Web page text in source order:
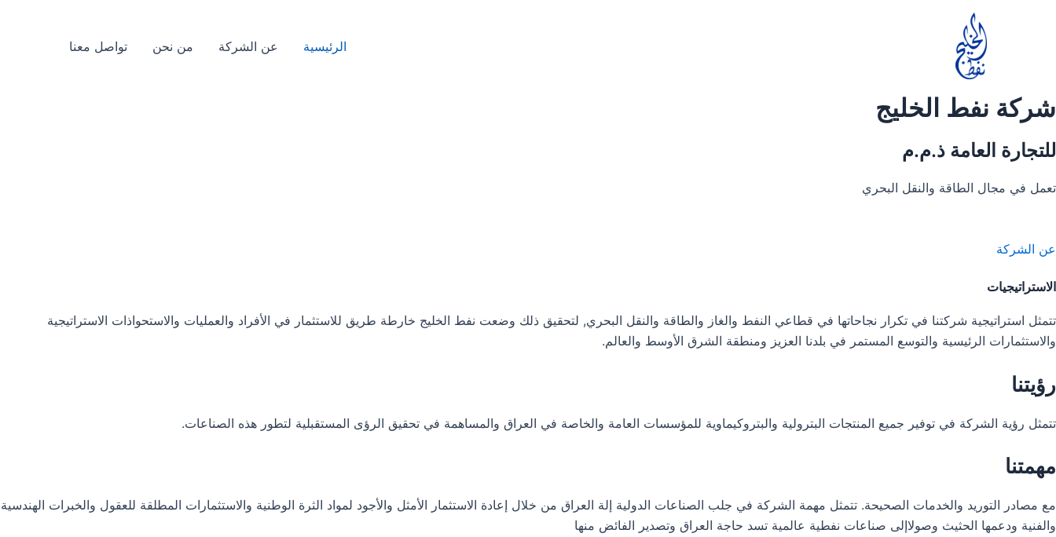
الرئيسية عن الشركة من نحن تواصل معنا
شركة نفط الخليج
للتجارة العامة ذ.م.م
تعمل في مجال الطاقة والنقل البحري
عن الشركة
الاستراتيجيات
تتمثل استراتيجية شركتنا في تكرار نجاحاتها في قطاعي النفط والغاز والطاقة والنقل البحري, لتحقيق ذلك وضعت نفط الخليج خارطة طريق للاستثمار في الأفراد والعمليات والاستحواذات الاستراتيجية
والاستثمارات الرئيسية والتوسع المستمر في بلدنا العزيز ومنطقة الشرق الأوسط والعالم.
رؤيتنا
تتمثل رؤية الشركة في توفير جميع المنتجات البترولية والبتروكيماوية للمؤسسات العامة والخاصة في العراق والمساهمة في تحقيق الرؤى المستقبلية لتطور هذه الصناعات.
مهمتنا
مع مصادر التوريد والخدمات الصحيحة. تتمثل مهمة الشركة في جلب الصناعات الدولية إلة العراق من خلال إعادة الاستثمار الأمثل والأجود لمواد الثرة الوطنية والاستثمارات المطلقة للعقول والخبرات الهندسية
والفنية ودعمها الحثيث وصولاإلى صناعات نفطية عالمية تسد حاجة العراق وتصدير الفائض منها